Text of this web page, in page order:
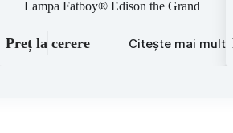
Lampa Fatboy® Edison the Grand
Preț la cerere Citește mai mult